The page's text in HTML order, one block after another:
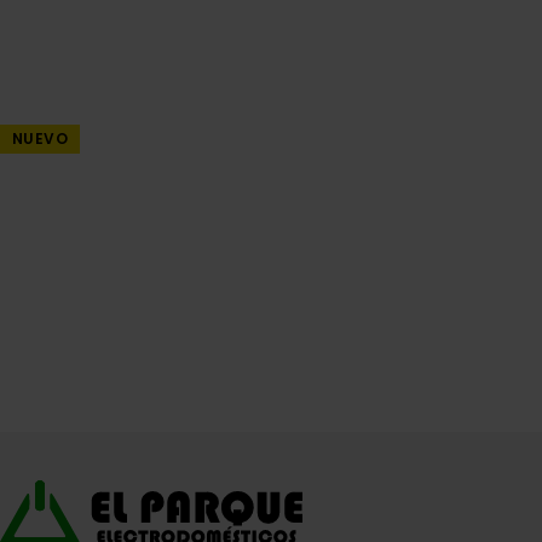
NUEVO